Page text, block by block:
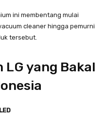
ini membentang mulai
cleaner hingga pemurni
tersebut.
yang Bakal